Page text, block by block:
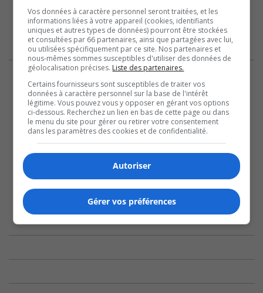
Vos données à caractère personnel seront traitées, et les
informations liées à votre appareil (cookies, identifiants
uniques et autres types de données) pourront être stockées
et consultées par 66 partenaires, ainsi que partagées avec lui,
ou utilisées spécifiquement par ce site. Nos partenaires et
nous-mêmes sommes susceptibles d'utiliser des données de
géolocalisation précises. Liste des partenaires.
Certains fournisseurs sont susceptibles de traiter vos
données à caractère personnel sur la base de l'intérêt
légitime. Vous pouvez vous y opposer en gérant vos options
ci-dessous. Recherchez un lien en bas de cette page ou dans
le menu du site pour gérer ou retirer votre consentement
dans les paramètres des cookies et de confidentialité.
Autoriser
Gérer vos préférences